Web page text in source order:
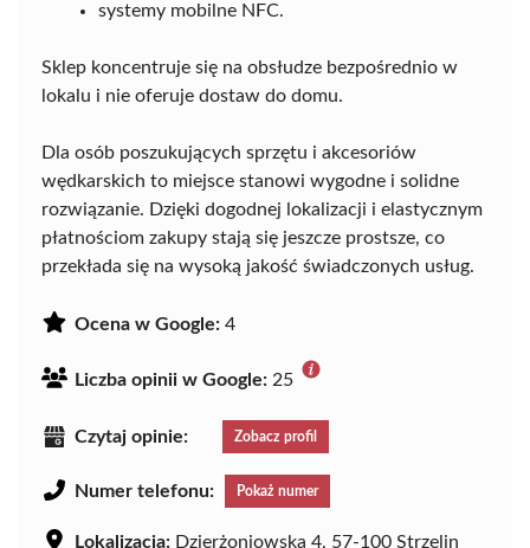
systemy mobilne NFC.
Sklep koncentruje się na obsłudze bezpośrednio w
lokalu i nie oferuje dostaw do domu.
Dla osób poszukujących sprzętu i akcesoriów
wędkarskich to miejsce stanowi wygodne i solidne
rozwiązanie. Dzięki dogodnej lokalizacji i elastycznym
płatnościom zakupy stają się jeszcze prostsze, co
przekłada się na wysoką jakość świadczonych usług.
Ocena w Google: 4
Liczba opinii w Google: 25
Czytaj opinie: Zobacz profil
Numer telefonu: Pokaż numer
Lokalizacja: Dzierżoniowska 4, 57-100 Strzelin